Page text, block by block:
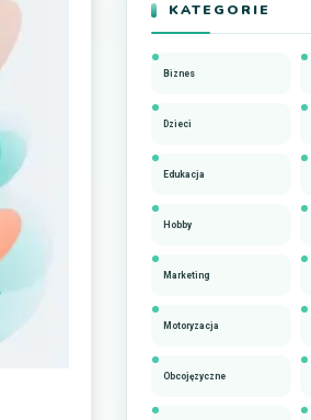
KATEGORIE
Biznes
Dzieci
Edukacja
Hobby
Marketing
Motoryzacja
Obcojęzyczne